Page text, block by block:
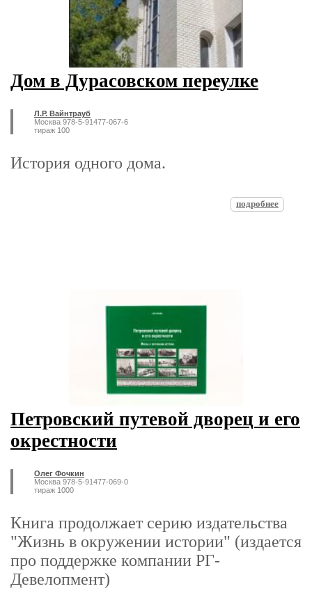
Дом в Дурасовском переулке
Л.Р. Вайнтрауб
Москва 978-5-91477-067-6
тираж 100
История одного дома.
подробнее
Петровский путевой дворец и его
окрестности
Олег Фочкин
Москва 978-5-91477-069-0
тираж 1000
Книга продолжает серию издательства
"Жизнь в окружении истории" (издается
про поддержке компании РГ-
Девелопмент)